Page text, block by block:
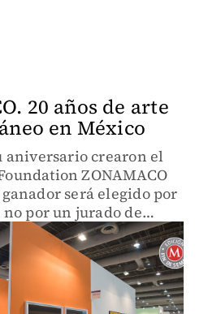
20 años de arte
en México
aniversario crearon el
ZONAMACO
será elegido por
no por un jurado de
arte